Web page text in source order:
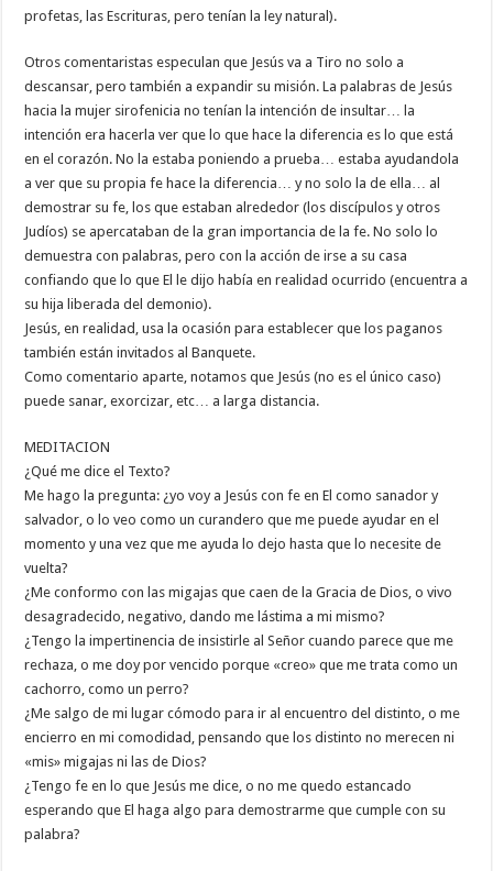
profetas, las Escrituras, pero tenían la ley natural).
Otros comentaristas especulan que Jesús va a Tiro no solo a
descansar, pero también a expandir su misión. La palabras de Jesús
hacia la mujer sirofenicia no tenían la intención de insultar… la
intención era hacerla ver que lo que hace la diferencia es lo que está
en el corazón. No la estaba poniendo a prueba… estaba ayudandola
a ver que su propia fe hace la diferencia… y no solo la de ella… al
demostrar su fe, los que estaban alrededor (los discípulos y otros
Judíos) se apercataban de la gran importancia de la fe. No solo lo
demuestra con palabras, pero con la acción de irse a su casa
confiando que lo que El le dijo había en realidad ocurrido (encuentra a
su hija liberada del demonio).
Jesús, en realidad, usa la ocasión para establecer que los paganos
también están invitados al Banquete.
Como comentario aparte, notamos que Jesús (no es el único caso)
puede sanar, exorcizar, etc… a larga distancia.
MEDITACION
¿Qué me dice el Texto?
Me hago la pregunta: ¿yo voy a Jesús con fe en El como sanador y
salvador, o lo veo como un curandero que me puede ayudar en el
momento y una vez que me ayuda lo dejo hasta que lo necesite de
vuelta?
¿Me conformo con las migajas que caen de la Gracia de Dios, o vivo
desagradecido, negativo, dando me lástima a mi mismo?
¿Tengo la impertinencia de insistirle al Señor cuando parece que me
rechaza, o me doy por vencido porque «creo» que me trata como un
cachorro, como un perro?
¿Me salgo de mi lugar cómodo para ir al encuentro del distinto, o me
encierro en mi comodidad, pensando que los distinto no merecen ni
«mis» migajas ni las de Dios?
¿Tengo fe en lo que Jesús me dice, o no me quedo estancado
esperando que El haga algo para demostrarme que cumple con su
palabra?